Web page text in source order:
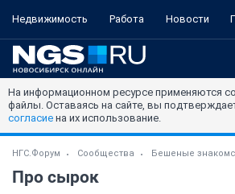
Недвижимость Работа Новости
На информационном ресурсе применяются
файлы. Оставаясь на сайте, вы
согласие на их использование.
НГС.Форум Сообщества Бешеные
Про сырок